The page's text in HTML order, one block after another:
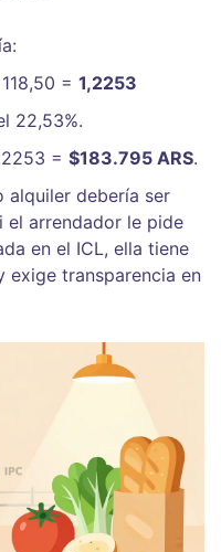
= 1,2253
22,53%.
= $183.795 ARS.
alquiler debería ser
el arrendador le pide
en el ICL, ella tiene
exige transparencia en